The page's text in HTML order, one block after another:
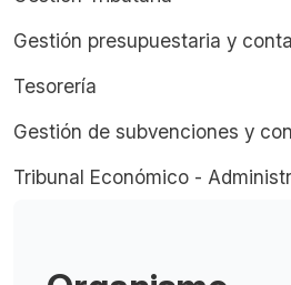
Gestión presupuestaria y
Tesorería
Gestión de subvenciones y
Tribunal Económico -